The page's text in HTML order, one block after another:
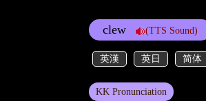
clew (TTS Sound)
英漢 英日 简体
KK Pronunciation